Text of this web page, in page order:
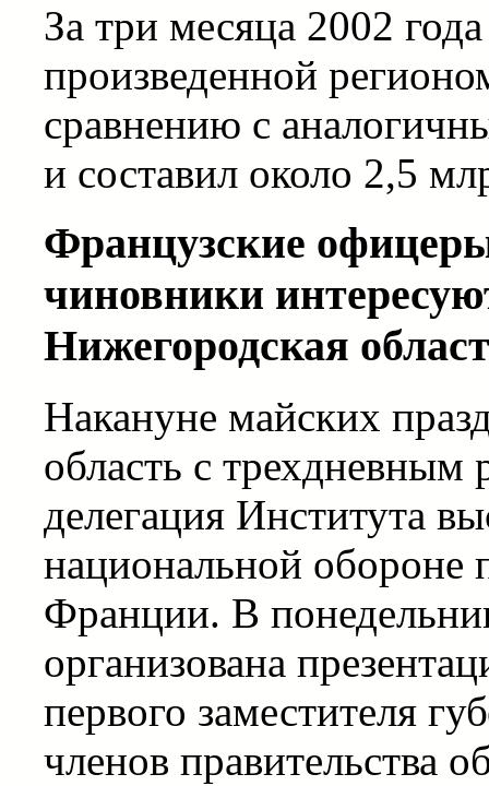
За три месяца 2002
произведенной
сравнению с
и составил около 2,5
Французские
чиновники
Нижегородская
Накануне майских
область с трехдневным
делегация Института
национальной обороне
Франции. В
организована
первого заместителя
членов правительства